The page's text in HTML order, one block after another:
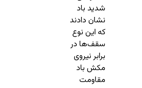
شدید باد
نشان دادند
که این نوع
سقف‌ها در
برابر نیروی
مکش باد
مقاومت